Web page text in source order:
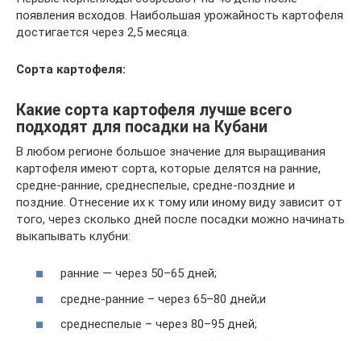
появления всходов. Наибольшая урожайность картофеля
достигается через 2,5 месяца.
Сорта картофеля:
Какие сорта картофеля лучше всего
подходят для посадки на Кубани
В любом регионе большое значение для выращивания
картофеля имеют сорта, которые делятся на ранние,
средне-ранние, среднеспелые, средне-поздние и
поздние. Отнесение их к тому или иному виду зависит от
того, через сколько дней после посадки можно начинать
выкапывать клубни:
ранние — через 50–65 дней;
средне-ранние – через 65–80 дней;и
среднеспелые – через 80–95 дней;